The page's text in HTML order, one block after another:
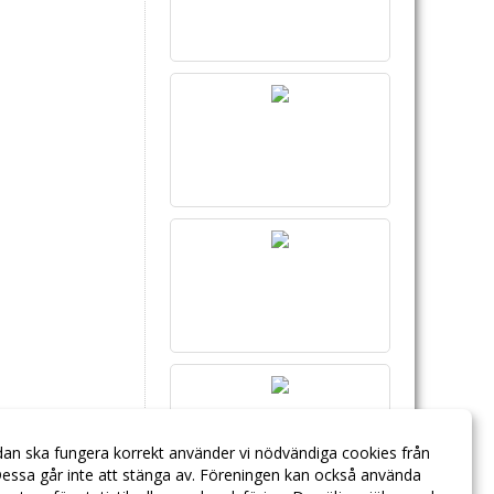
ska fungera korrekt använder vi nödvändiga cookies från
går inte att stänga av. Föreningen kan också använda